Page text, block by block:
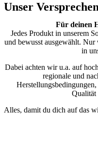
Unser
Für deinen
Jedes Produkt in unserem
und bewusst ausgewählt.
in
Dabei achten wir u.a. auf
regionale und
Qualität
Alles, damit du dich auf das